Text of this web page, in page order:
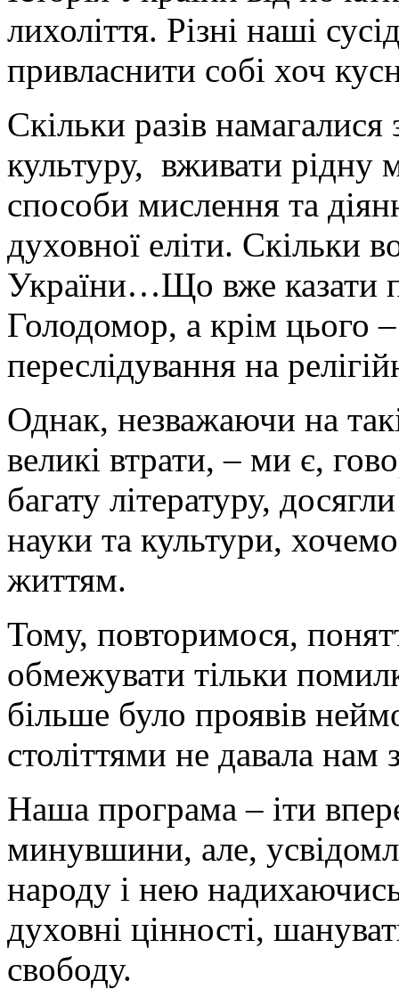
лихоліття. Різні наші
привласнити собі хоч
Скільки разів
культуру, вживати рідну
способи мислення та
духовної еліти. Скільки
України…Що вже казати
Голодомор, а крім цього
переслідування на
Однак, незважаючи на
великі втрати, – ми є,
багату літературу,
науки та культури,
життям.
Тому, повторимося,
обмежувати тільки
більше було проявів
століттями не давала нам
Наша програма – іти
минувшини, але,
народу і нею
духовні цінності,
свободу.